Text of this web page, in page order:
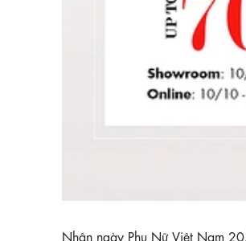
Nhân ngày Phụ Nữ Việt Nam